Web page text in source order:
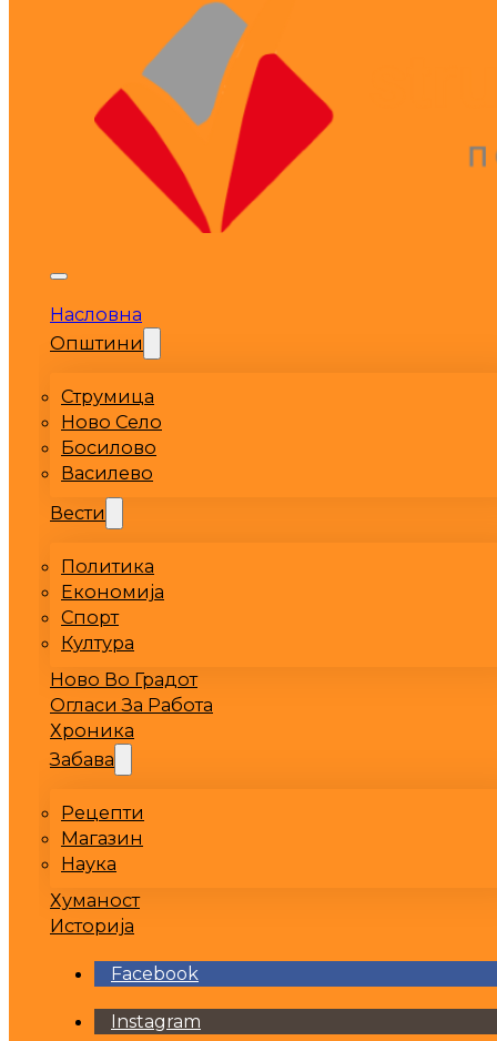
Насловна
Општини
Струмица
Ново Село
Босилово
Василево
Вести
Политика
Економија
Спорт
Култура
Ново Во Градот
Огласи За Работа
Хроника
Забава
Рецепти
Магазин
Наука
Хуманост
Историја
Facebook
Instagram